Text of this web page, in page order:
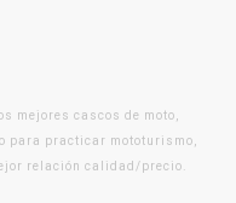
mejores cascos de moto,
para practicar mototurismo,
relación calidad/precio.